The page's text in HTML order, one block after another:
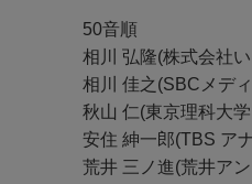
50音順
相川 弘隆(株式会社
相川 佳之(SBCメデ
秋山 仁(東京理科大
安住 紳一郎(TBS ア
荒井 三ノ進(荒井ア